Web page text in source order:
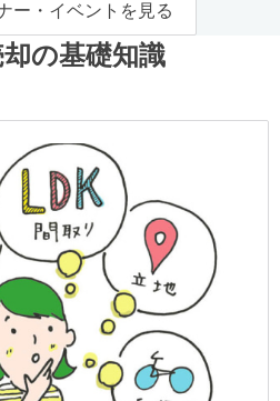
ー・イベントを見る
の基礎知識